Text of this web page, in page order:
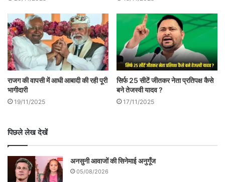
इन्हें सेना पर भरोसा नहीं है.’ रविशंकर प्रसाद ने इन
नेताओं के बयान को शर्मनाक बताया. उन्होंने कहा कि
ये जवानों की शहादत का मज़ाक बना रहे हैं ।
रविशंकर प्रसाद ने कहा, “कपिल सिब्बल का ट्वीट
देख रहा था। ये 10 साल केंद्रीय मंत्री थे। नामी-
गिरामी वकील हैं। लंदन में भारत की चुनाव प्रक्रिया
पर सवाल खड़े करते हैं। भारत की वायुसेना के शौर्य
तो उन्हें ज्यादा नहीं कहूंगा। उन्होंने कहा कि भारतीय
सेना के वाइस एयरमार्शल ने हताहतों पर कुछ नहीं
राजग की वापसी में आधी आबादी की रही पूरी
भागीदारी
19/11/2025
सिर्फ 25 सीटें जीतकर नेता प्रतिपक्ष कैसे
बने तेजस्वी यादव ?
17/11/2025
पिछले लेख देखें
अनसुनी आवाजों की सिनेमाई अनुगूँज
05/08/2026